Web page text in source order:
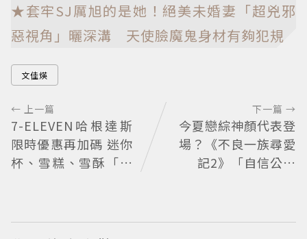
★套牢SJ厲旭的是她！絕美未婚妻「超兇邪
惡視角」曬深溝 天使臉魔鬼身材有夠犯規
文佳煐
← 上一篇
7-ELEVEN哈根達斯
限時優惠再加碼 迷你
杯、雪糕、雪酥「買
下一篇 →
今夏戀綜神顏代表登
場？《不良一族尋愛
記2》「自信公關
闆